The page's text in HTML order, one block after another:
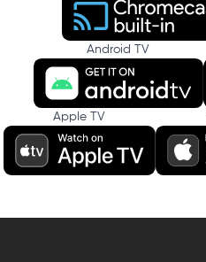
Android TV
Apple TV